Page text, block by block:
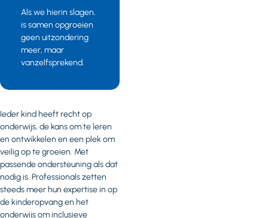
Als we hierin slagen,
is samen opgroeien
geen uitzondering
meer, maar
vanzelfsprekend.
Ieder kind heeft recht op
onderwijs, de kans om te leren
en ontwikkelen en een plek om
veilig op te groeien. Met
passende ondersteuning als dat
nodig is. Professionals zetten
steeds meer hun expertise in op
de kinderopvang en het
onderwijs om inclusieve